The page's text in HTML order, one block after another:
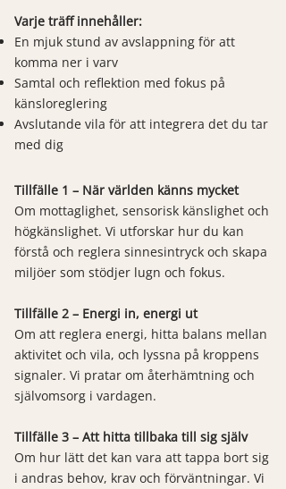
Varje träff innehåller:
En mjuk stund av avslappning för att
komma ner i varv
Samtal och reflektion med fokus på
känsloreglering
Avslutande vila för att integrera det du tar
med dig
Tillfälle 1 – När världen känns mycket
Om mottaglighet, sensorisk känslighet och
högkänslighet. Vi utforskar hur du kan
förstå och reglera sinnesintryck och skapa
miljöer som stödjer lugn och fokus.
Tillfälle 2 – Energi in, energi ut
Om att reglera energi, hitta balans mellan
aktivitet och vila, och lyssna på kroppens
signaler. Vi pratar om återhämtning och
självomsorg i vardagen.
Tillfälle 3 – Att hitta tillbaka till sig själv
Om hur lätt det kan vara att tappa bort sig
i andras behov, krav och förväntningar. Vi